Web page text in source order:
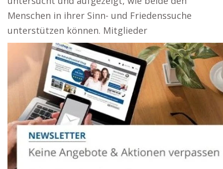
Menschen in ihrer Sinn- und Friedenssuche
unterstützen können. Mitglieder